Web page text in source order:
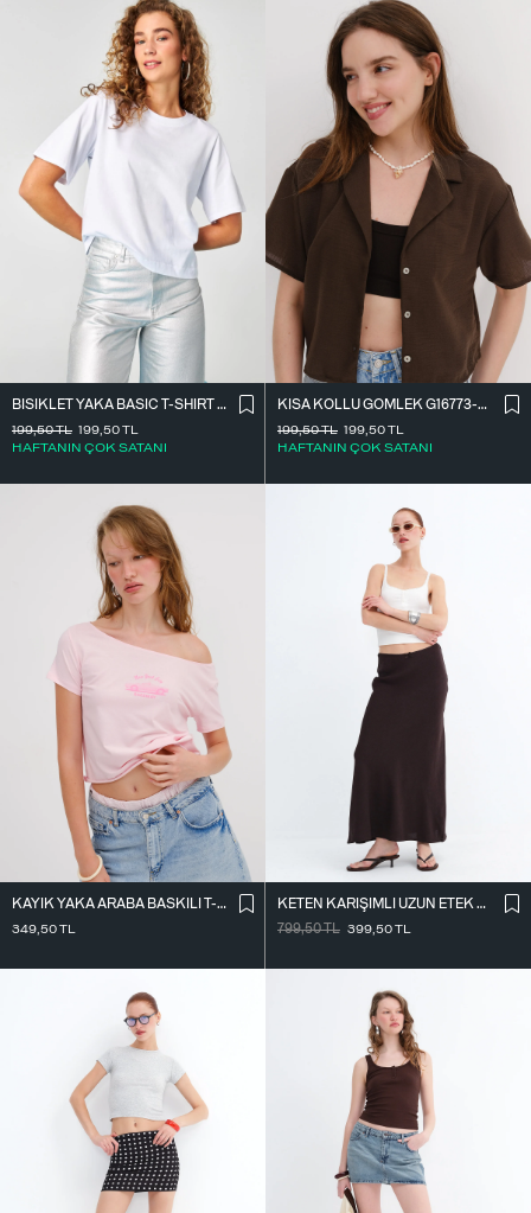
BISIKLET YAKA BASIC T-SHIRT P1002-E8
199,50TL
HAFTANIN ÇOK SATANI
199,50TL
KISA KOLLU GÖMLEK G16773-Z8
199,50TL
HAFTANIN ÇOK SATANI
199,50TL
KAYIK YAKA ARABA BASKILI T-SHIRT P1802
349,50TL
KETEN KARIŞIMLI UZUN ETEK E18087
799,50TL 399,50TL